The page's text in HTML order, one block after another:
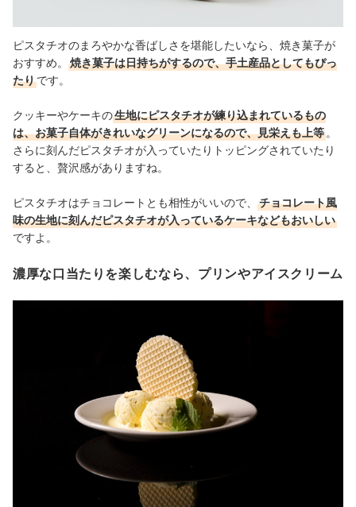
ピスタチオのまろやかな香ばしさを堪能したいなら、焼き菓子が
おすすめ。
焼き菓子は日持ちがするので、手土産品としてもぴっ
たりです。
クッキーやケーキの生地にピスタチオが練り込まれているもの
は、お菓子自体がきれいなグリーンになるので、見栄えも上等 。
さらに刻んだピスタチオが入っていたりトッピングされていたり
すると、贅沢感がありますね。
ピスタチオはチョコレートとも相性がいいので、
チョコレート風
味の生地に刻んだピスタチオが入っているケーキなどもおいしい
ですよ。
濃厚な口当たりを楽しむなら、プリンやアイスクリーム